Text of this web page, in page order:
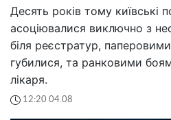
Десять років тому київські
асоціювалися виключно з
біля реєстратур,
губилися, та ранковими
лікаря.
12:20 04.08